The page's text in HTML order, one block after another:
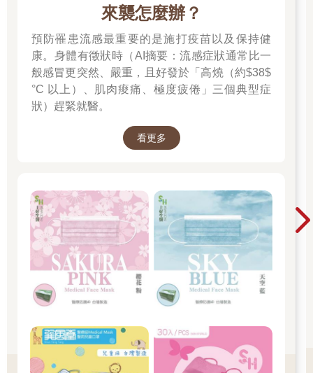
來襲怎麼辦？
預防罹患流感最重要的是施打疫苗以及保持健
康。身體有徵狀時（AI摘要：流感症狀通常比一
般感冒更突然、嚴重，且好發於「高燒（約$38$
°C 以上）、肌肉痠痛、極度疲倦」三個典型症
狀）趕緊就醫。
看更多